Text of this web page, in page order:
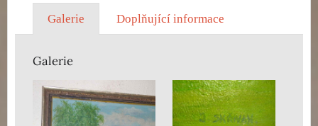
Galerie Doplňující informace
Galerie